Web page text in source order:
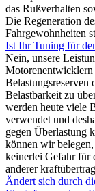
das Rußverhalten
Die Regeneration
Fahrgewohnheiten
Ist Ihr Tuning für
Nein, unsere
Motorenentwicklern
Belastungsreserven
Belastbarkeit zu
werden heute viele
verwendet und
gegen Überlastung
können wir
keinerlei Gefahr für
anderer
Ändert sich durch